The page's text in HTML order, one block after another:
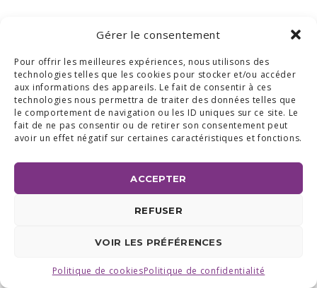
Gérer le consentement
Pour offrir les meilleures expériences, nous utilisons des
technologies telles que les cookies pour stocker et/ou accéder
aux informations des appareils. Le fait de consentir à ces
technologies nous permettra de traiter des données telles que
le comportement de navigation ou les ID uniques sur ce site. Le
fait de ne pas consentir ou de retirer son consentement peut
avoir un effet négatif sur certaines caractéristiques et fonctions.
ACCEPTER
REFUSER
VOIR LES PRÉFÉRENCES
Politique de cookiesPolitique de confidentialité